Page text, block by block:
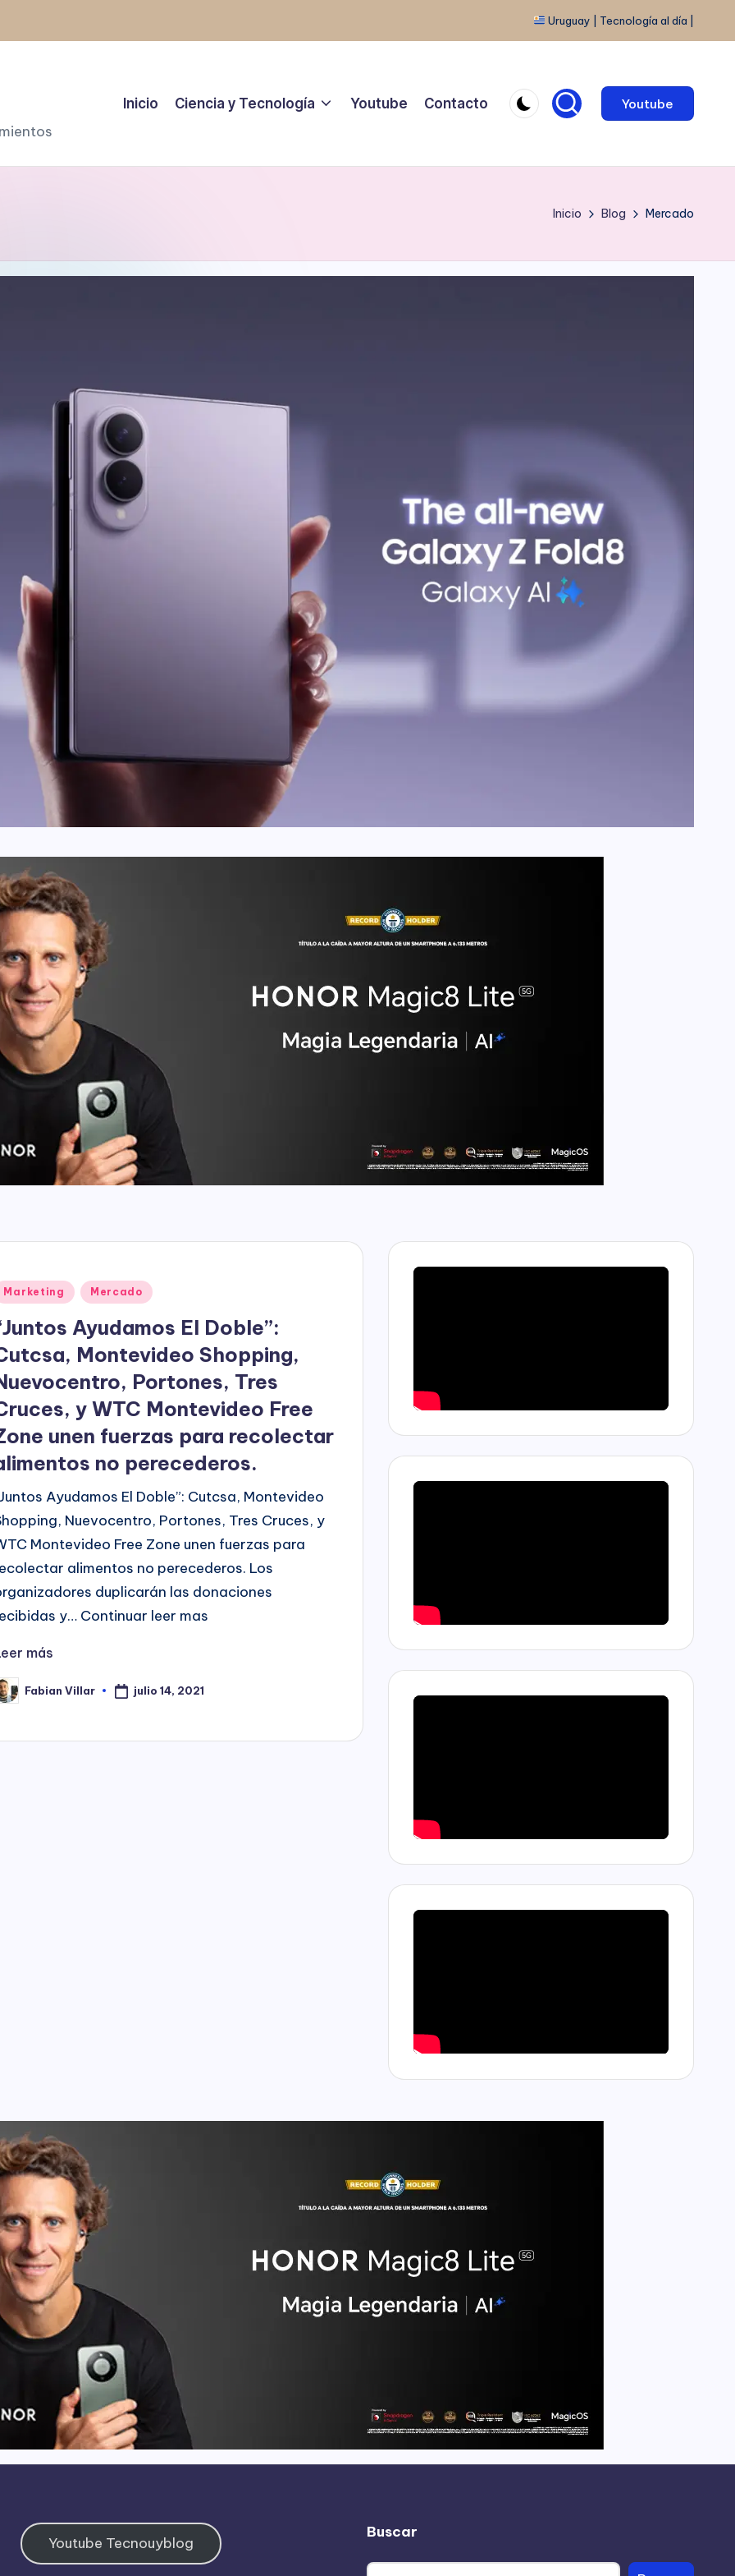
Uruguay | Tecnología al día |
Inicio Ciencia y Tecnología Youtube Contacto Youtube
Inicio Blog Mercado
Marketing Mercado
Ayudamos El Doble”:
Montevideo Shopping,
Portones, Tres
y WTC Montevideo Free
unen fuerzas para recolectar
no perecederos.
Ayudamos El Doble”: Cutcsa, Montevideo
Nuevocentro, Portones, Tres Cruces, y
Montevideo Free Zone unen fuerzas para
alimentos no perecederos. Los
duplicarán las donaciones
y… Continuar leer mas
más
Fabian Villar julio 14, 2021
Youtube Tecnouyblog
Buscar